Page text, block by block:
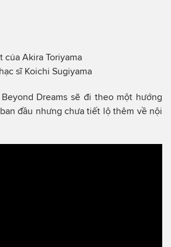
của Akira Toriyama
sĩ Koichi Sugiyama
Dreams sẽ đi theo một hướng
đầu nhưng chưa tiết lộ thêm về nội